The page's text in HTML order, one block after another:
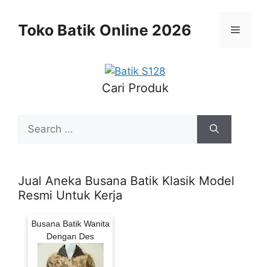
contentToko Batik Online 2026 Menu
Cari Produk
for:
Jual Aneka Busana Batik Klasik Model
Resmi Untuk Kerja
Busana Batik Wanita
Dengan Des